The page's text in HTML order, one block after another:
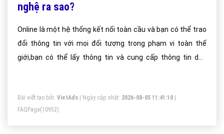
nghệ ra sao?
Online là một hệ thống kết nối toàn cầu và bạn có thể trao
đổi thông tin với mọi đối tượng trong phạm vi toàn thế
giới,bạn có thể lấy thông tin và cung cấp thông tin dến
tính nhằm đáp ứng tất cả các nhu cầu của mọi người từ
việc giải trí, chơi game đến các nhu cầu trao đổi, tìm kiếm
thông tin, dạy học và nhiều tiện ích khác.
Bài viết tạo bởi: VietAds | Ngày cập nhật: 2026-08-05 11:41:10
FAQPage(10952)